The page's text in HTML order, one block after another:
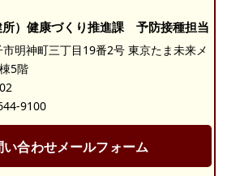
所）健康づくり推進課 予防接種担当
明神町三丁目19番2号 東京たま未来メ
5階
9100
い合わせメールフォーム